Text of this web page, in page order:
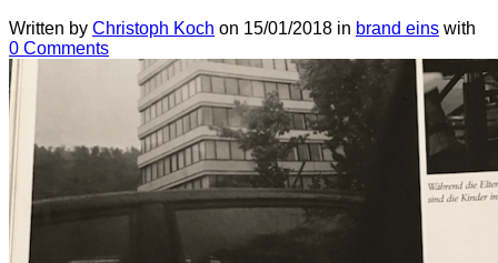
Written by Christoph Koch on 15/01/2018 in brand eins with
0 Comments